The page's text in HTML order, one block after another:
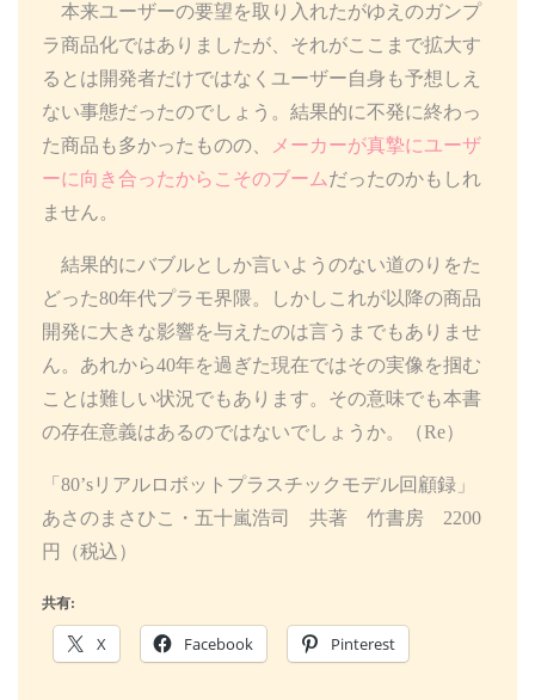
本来ユーザーの要望を取り入れたがゆえのガンプ
ラ商品化ではありましたが、それがここまで拡大す
るとは開発者だけではなくユーザー自身も予想しえ
ない事態だったのでしょう。結果的に不発に終わっ
た商品も多かったものの、
メーカーが真摯にユーザ
ーに向き合ったからこそのブームだったのかもしれ
ません。
結果的にバブルとしか言いようのない道のりをた
どった80年代プラモ界隈。しかしこれが以降の商品
開発に大きな影響を与えたのは言うまでもありませ
ん。あれから40年を過ぎた現在ではその実像を掴む
ことは難しい状況でもあります。その意味でも本書
の存在意義はあるのではないでしょうか。（Re）
「80’sリアルロボットプラスチックモデル回顧録」
あさのまさひこ・五十嵐浩司 共著 竹書房 2200
円（税込）
共有:
X Facebook Pinterest